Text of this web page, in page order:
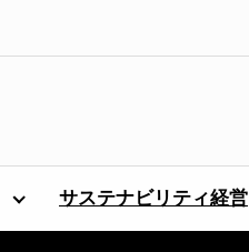
サステナビリティ経営